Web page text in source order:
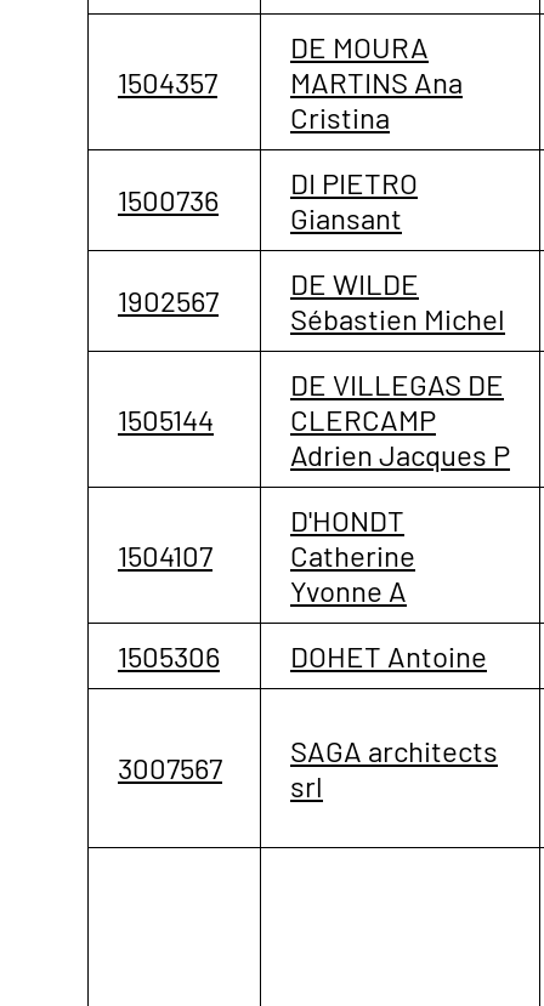
1504357
DE MOURA
MARTINS Ana
Cristina
1500736
DI PIETRO
Giansant
1902567
DE WILDE
Sébastien Michel
1505144
DE VILLEGAS DE
CLERCAMP
Adrien Jacques P
1504107
D'HONDT
Catherine
Yvonne A
1505306
DOHET Antoine
3007567
SAGA architects
srl